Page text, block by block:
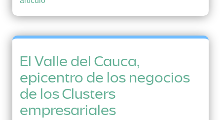
El Valle del Cauca,
epicentro de los negocios
de los Clusters
empresariales